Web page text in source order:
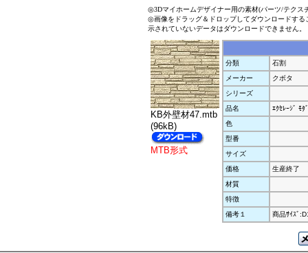
◎3Dマイホームデザイナー用の素材(パーツ/テクス
◎画像をドラッグ＆ドロップしてダウンロードす
示されていないデータはダウンロードできません。
KB外壁材47.mtb
(96kB)
MTB形式
分類
石割
メーカー
クボタ
シリーズ
品名
ｴｸｾﾚｰｼﾞ ﾓﾀ
色
型番
サイズ
価格
生産終了
材質
特徴
備考１
商品ｻｲｽﾞ